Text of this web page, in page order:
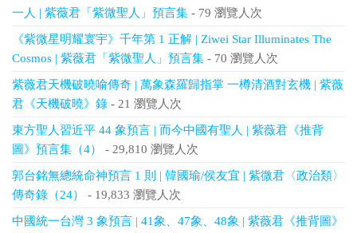
一人 | 紫薇君「紫微聖人」預言集 - 79 瀏覽人次
《紫微星明耀寰宇》千年第 1 正解 | Ziwei Star Illuminates The
Cosmos | 紫薇君「紫微聖人」預言集 - 70 瀏覽人次
紫薇君天機破曉喻傳奇 | 萬象森羅歸指掌 一樽清酒對玄機 | 紫薇
君《天機破曉》錄 - 21 瀏覽人次
東方聖人習近平 44 象預言 | 而今中國有聖人 | 紫薇君《推背
圖》預言集（4）
- 29,810 瀏覽人次
郭台銘無總統命神預言 1 則 | 韓國瑜/侯友宜 | 紫微君〈政治類〉
傳奇錄（24）
- 19,833 瀏覽人次
中國統一台灣 3 象預言 | 41象、47象、48象 | 紫薇君《推背圖》